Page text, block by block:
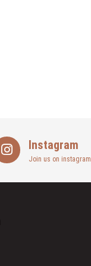
Instagram
Join us on instagram